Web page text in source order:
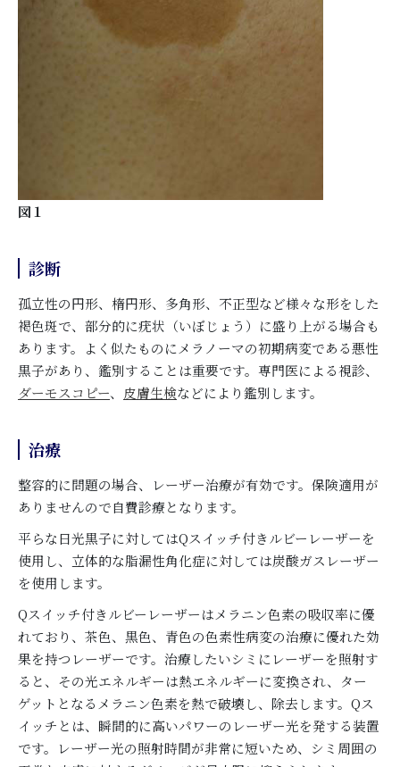
図１
診断
孤立性の円形、楕円形、多角形、不正型など様々な形をした
褐色斑で、部分的に疣状（いぼじょう）に盛り上がる場合も
あります。よく似たものにメラノーマの初期病変である悪性
黒子があり、鑑別することは重要です。専門医による視診、
ダーモスコピー、 皮膚生検などにより鑑別します。
治療
整容的に問題の場合、レーザー治療が有効です。保険適用が
ありませんので自費診療となります。
平らな日光黒子に対してはQスイッチ付きルビーレーザーを
使用し、立体的な脂漏性角化症に対しては炭酸ガスレーザー
を使用します。
Qスイッチ付きルビーレーザーはメラニン色素の吸収率に優
れており、茶色、黒色、青色の色素性病変の治療に優れた効
果を持つレーザーです。治療したいシミにレーザーを照射す
ると、その光エネルギーは熱エネルギーに変換され、ター
ゲットとなるメラニン色素を熱で破壊し、除去します。Qス
イッチとは、瞬間的に高いパワーのレーザー光を発する装置
です。レーザー光の照射時間が非常に短いため、シミ周囲の